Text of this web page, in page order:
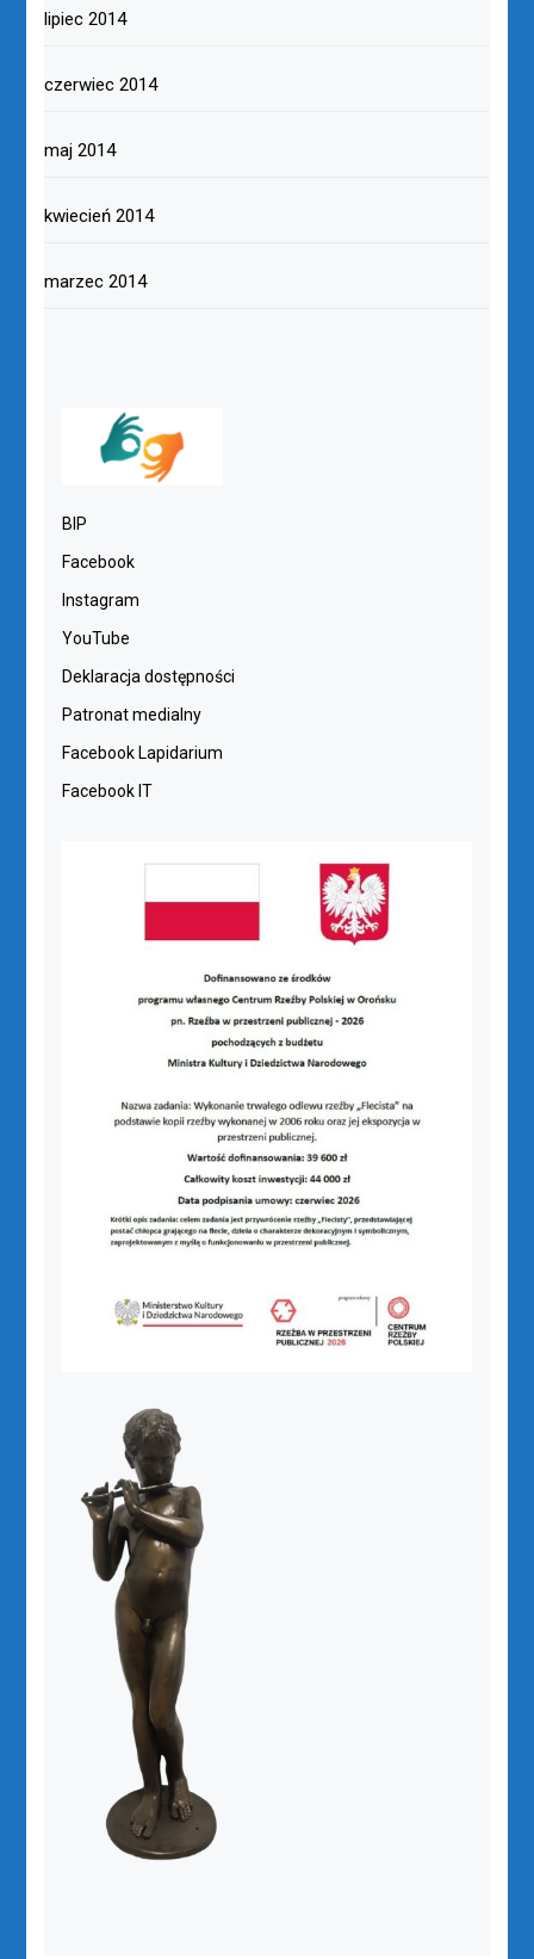
lipiec 2014
czerwiec 2014
maj 2014
kwiecień 2014
marzec 2014
BIP
Facebook
Instagram
YouTube
Deklaracja dostępności
Patronat medialny
Facebook Lapidarium
Facebook IT